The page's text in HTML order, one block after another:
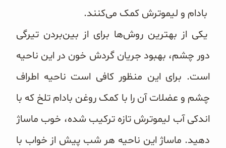
بادام و لیموترش کمک می‌کنند.
یکی از بهترین روش‌ها برای از بین‌بردن تیرگی
دور چشم، بهبود جریان گردش خون در این ناحیه
است. برای این منظور کافی است ناحیه اطراف
چشم و عضلات آن را با کمک روغن بادام تلخ که با
اندکی آب لیموترش تازه ترکیب شده، خوب ماساژ
دهید. ماساژ این ناحیه هر شب پیش از خواب با